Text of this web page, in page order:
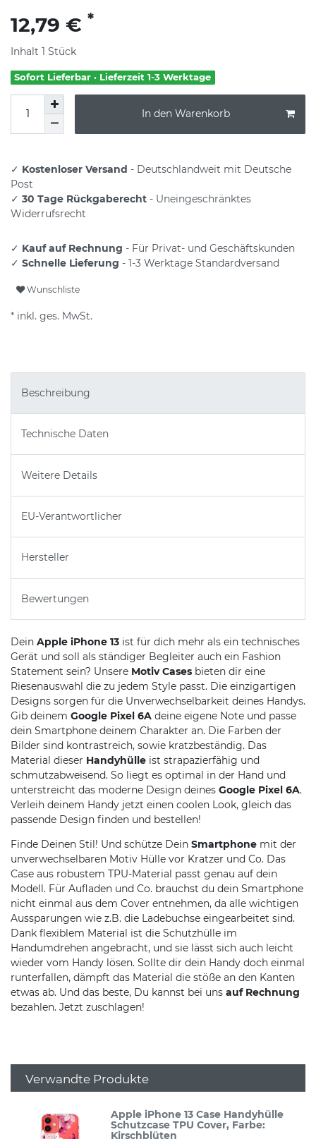
12,79 € *
Inhalt 1 Stück
Sofort Lieferbar · Lieferzeit 1-3 Werktage
In den Warenkorb
✓ Kostenloser Versand - Deutschlandweit mit Deutsche
Post
✓ 30 Tage Rückgaberecht - Uneingeschränktes
Widerrufsrecht
✓ Kauf auf Rechnung - Für Privat- und Geschäftskunden
✓ Schnelle Lieferung - 1-3 Werktage Standardversand
Wunschliste
* inkl. ges. MwSt.
Beschreibung
Technische Daten
Weitere Details
EU-Verantwortlicher
Hersteller
Bewertungen
Dein Apple iPhone 13 ist für dich mehr als ein technisches
Gerät und soll als ständiger Begleiter auch ein Fashion
Statement sein? Unsere Motiv Cases bieten dir eine
Riesenauswahl die zu jedem Style passt. Die einzigartigen
Designs sorgen für die Unverwechselbarkeit deines Handys.
Gib deinem Google Pixel 6A deine eigene Note und passe
dein Smartphone deinem Charakter an. Die Farben der
Bilder sind kontrastreich, sowie kratzbeständig. Das
Material dieser Handyhülle ist strapazierfähig und
schmutzabweisend. So liegt es optimal in der Hand und
unterstreicht das moderne Design deines Google Pixel 6A.
Verleih deinem Handy jetzt einen coolen Look, gleich das
passende Design finden und bestellen!
Finde Deinen Stil! Und schütze Dein Smartphone mit der
unverwechselbaren Motiv Hülle vor Kratzer und Co. Das
Case aus robustem TPU-Material passt genau auf dein
Modell. Für Aufladen und Co. brauchst du dein Smartphone
nicht einmal aus dem Cover entnehmen, da alle wichtigen
Aussparungen wie z.B. die Ladebuchse eingearbeitet sind.
Dank flexiblem Material ist die Schutzhülle im
Handumdrehen angebracht, und sie lässt sich auch leicht
wieder vom Handy lösen. Sollte dir dein Handy doch einmal
runterfallen, dämpft das Material die stöße an den Kanten
etwas ab. Und das beste, Du kannst bei uns auf Rechnung
bezahlen. Jetzt zuschlagen!
Verwandte Produkte
Apple iPhone 13 Case Handyhülle
Schutzcase TPU Cover, Farbe:
Kirschblüten